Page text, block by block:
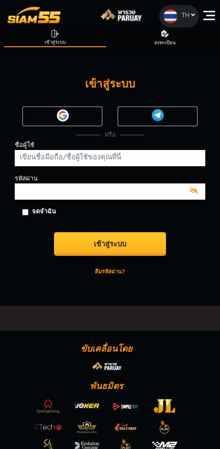
TH
เข้าสู่ระบบ ลงทะเบียน
เข้าสู่ระบบ
หรือ
ชื่อผู้ใช้
รหัสผ่าน
จดจำฉัน
เข้าสู่ระบบ
ลืมรหัสผ่าน?
ขับเคลื่อนโดย
พันธมิตร